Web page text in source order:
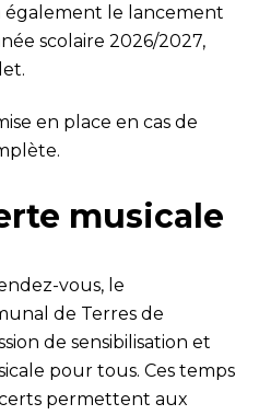
le lancement
scolaire 2026/2027,
en place en cas de
musicale
vous, le
de Terres de
de sensibilisation et
pour tous. Ces temps
permettent aux